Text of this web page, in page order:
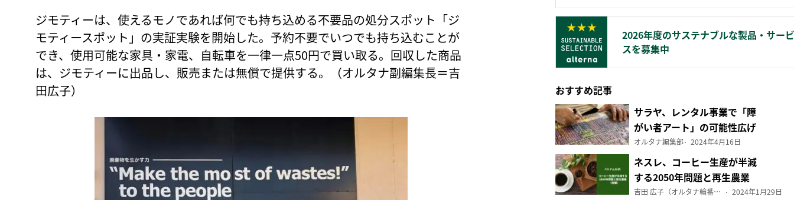
ジモティーは、使えるモノであれば何でも持ち込める不要品の処分スポット「ジ
モティースポット」の実証実験を開始した。予約不要でいつでも持ち込むことが
でき、使用可能な家具・家電、自転車を一律一点50円で買い取る。回収した商品
は、ジモティーに出品し、販売または無償で提供する。（オルタナ副編集長＝吉
田広子）
2026年度のサステナブルな製品・サービ
スを募集中
おすすめ記事
サラヤ、レンタル事業で「障
がい者アート」の可能性広げ
る
オルタナ編集部 2024年4月16日
ネスレ、コーヒー生産が半減
する2050年問題と再生農業
（前編）
吉田 広子（オルタナ輪番編集長） 2024年1月29日